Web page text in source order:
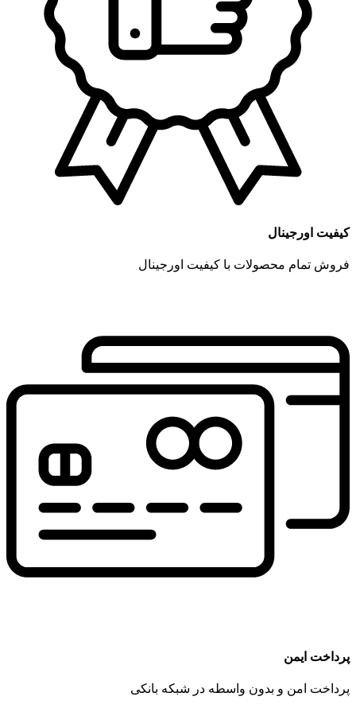
کیفیت اورجینال
فروش تمام محصولات با کیفیت اورجینال
پرداخت ایمن
پرداخت امن و بدون واسطه در شبکه بانکی